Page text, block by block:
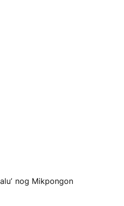
nog Mikpongon